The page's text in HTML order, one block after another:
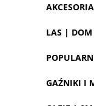
AKCESORIA
LAS |
GAŹNIKI I